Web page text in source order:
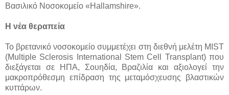
Βασιλικό Νοσοκομείο «Hallamshire».
Η νέα θεραπεία
Το βρετανικό νοσοκομείο συμμετέχει στη διεθνή μελέτη MIST
(Multiple Sclerosis International Stem Cell Transplant) που
διεξάγεται σε ΗΠΑ, Σουηδία, Βραζιλία και αξιολογεί την
μακροπρόθεσμη επίδραση της μεταμόσχευσης βλαστικών
κυττάρων.